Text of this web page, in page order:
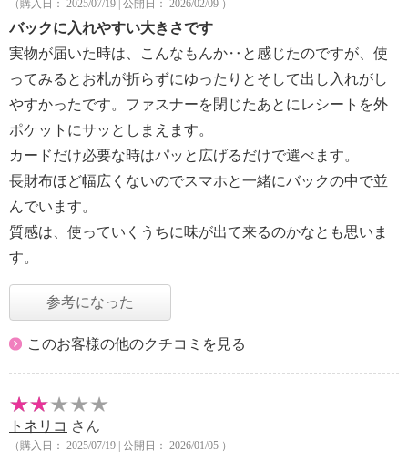
（購入日： 2025/07/19 | 公開日： 2026/02/09 ）
バックに入れやすい大きさです
実物が届いた時は、こんなもんか‥と感じたのですが、使
ってみるとお札が折らずにゆったりとそして出し入れがし
やすかったです。ファスナーを閉じたあとにレシートを外
ポケットにサッとしまえます。
カードだけ必要な時はパッと広げるだけで選べます。
長財布ほど幅広くないのでスマホと一緒にバックの中で並
んでいます。
質感は、使っていくうちに味が出て来るのかなとも思いま
す。
参考になった
このお客様の他のクチコミを見る
トネリコ さん
（購入日： 2025/07/19 | 公開日： 2026/01/05 ）